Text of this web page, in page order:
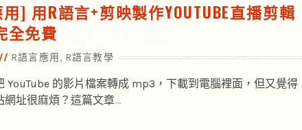
] 用R語言+剪映製作YOUTUBE直播剪輯
全免費
R語言應用 , R語言教學
YouTube 的影片檔案轉成 mp3，下載到電腦裡面，但又覺得
網址很麻煩？這篇文章…